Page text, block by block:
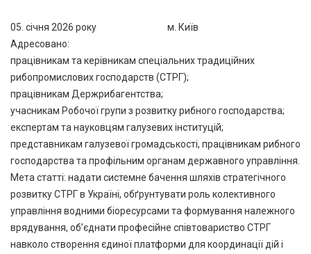
05. січня 2026 року м. Київ
Адресовано:
працівникам та керівникам спеціальних традиційних
рибопромислових господарств (СТРГ);
працівникам Держрибагентства;
учасникам Робочої групи з розвитку рибного господарства;
експертам та науковцям галузевих інституцій;
представникам галузевої громадськості, працівникам рибного
господарства та профільним органам державного управління.
Мета статті: надати системне бачення шляхів стратегічного
розвитку СТРГ в Україні, обґрунтувати роль колективного
управління водними біоресурсами та формування належного
врядування, об’єднати професійне співтовариство СТРГ
навколо створення єдиної платформи для координації дій і